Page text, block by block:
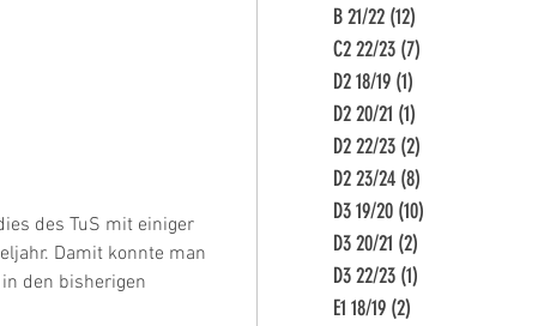
des TuS mit einiger
Damit konnte man
den bisherigen
B 21/22 (12)
C2 22/23 (7)
D2 18/19 (1)
D2 20/21 (1)
D2 22/23 (2)
D2 23/24 (8)
D3 19/20 (10)
D3 20/21 (2)
D3 22/23 (1)
E1 18/19 (2)